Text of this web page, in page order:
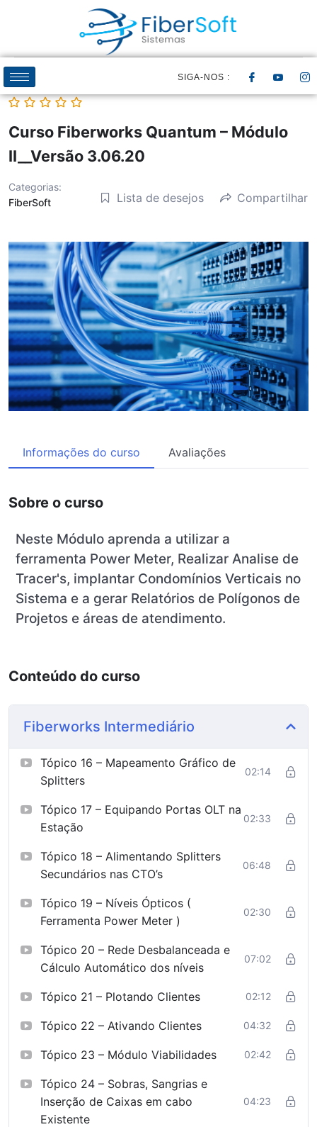
SIGA-NOS :
Curso Fiberworks Quantum – Módulo
II__Versão 3.06.20
Categorias:
FiberSoft
Lista de desejos Compartilhar
Informações do curso Avaliações
Sobre o curso
Neste Módulo aprenda a utilizar a
ferramenta Power Meter, Realizar Analise de
Tracer's, implantar Condomínios Verticais no
Sistema e a gerar Relatórios de Polígonos de
Projetos e áreas de atendimento.
Conteúdo do curso
Fiberworks Intermediário
Tópico 16 – Mapeamento Gráfico de
Splitters
02:14
Tópico 17 – Equipando Portas OLT na
Estação
02:33
Tópico 18 – Alimentando Splitters
Secundários nas CTO’s
06:48
Tópico 19 – Níveis Ópticos (
Ferramenta Power Meter )
02:30
Tópico 20 – Rede Desbalanceada e
Cálculo Automático dos níveis
07:02
Tópico 21 – Plotando Clientes 02:12
Tópico 22 – Ativando Clientes 04:32
Tópico 23 – Módulo Viabilidades 02:42
Tópico 24 – Sobras, Sangrias e
Inserção de Caixas em cabo
Existente
04:23